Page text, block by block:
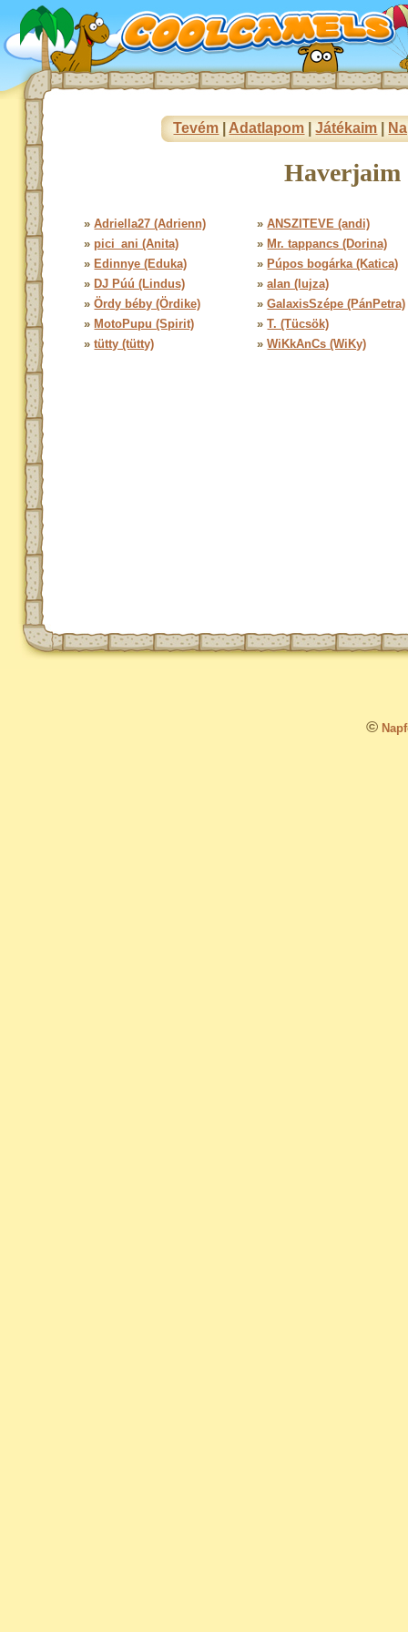
Tevém Adatlapom |Játékaim
Haverjaim
»Adriella27 (Adrienn) »ANSZITEVE (andi)
» pici_ani (Anita) » Mr. tappancs (Dorina)
» Edinnye (Eduka) » Púpos bogárka (Katica)
» DJ Púú (Lindus) »alan (lujza)
»Ördy béby (Ördike) »GalaxisSzépe (PánPetra)
» MotoPupu (Spirit) »T. (Tücsök)
»tütty (tütty) »WiKkAnCs (WiKy)
©